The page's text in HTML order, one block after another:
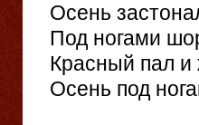
Осень
Под ногами
Красный пал и
Осень под